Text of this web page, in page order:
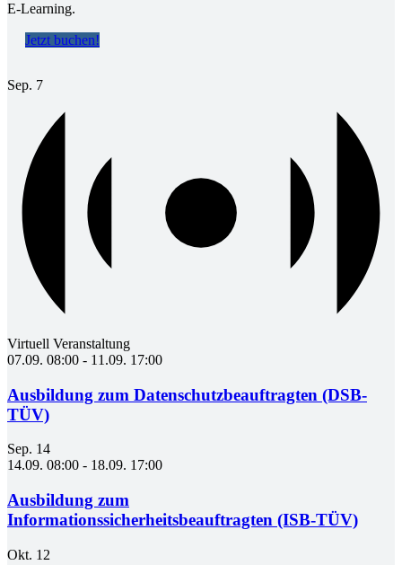
E-Learning.
Jetzt buchen!
Sep. 7
Virtuell Veranstaltung
07.09. 08:00 - 11.09. 17:00
Ausbildung zum Datenschutzbeauftragten (DSB-
TÜV)
Sep. 14
14.09. 08:00 - 18.09. 17:00
Ausbildung zum
Informationssicherheitsbeauftragten (ISB-TÜV)
Okt. 12